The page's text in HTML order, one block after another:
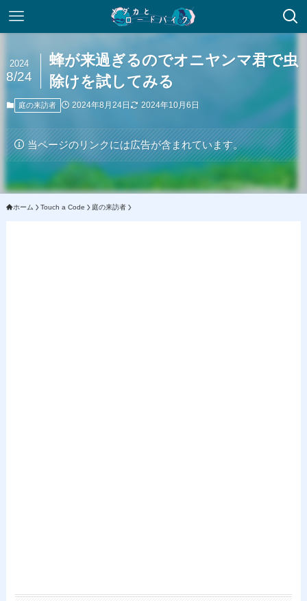
蜂が来過ぎるのでオニヤンマ君で虫
除けを試してみる
2024
8/24
庭の来訪者 2024年8月24日 2024年10月6日
当ページのリンクには広告が含まれています。
ホーム Touch a Code 庭の来訪者